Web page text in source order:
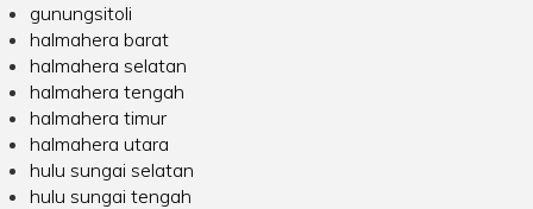
gunungsitoli
halmahera barat
halmahera selatan
halmahera tengah
halmahera timur
halmahera utara
hulu sungai selatan
hulu sungai tengah